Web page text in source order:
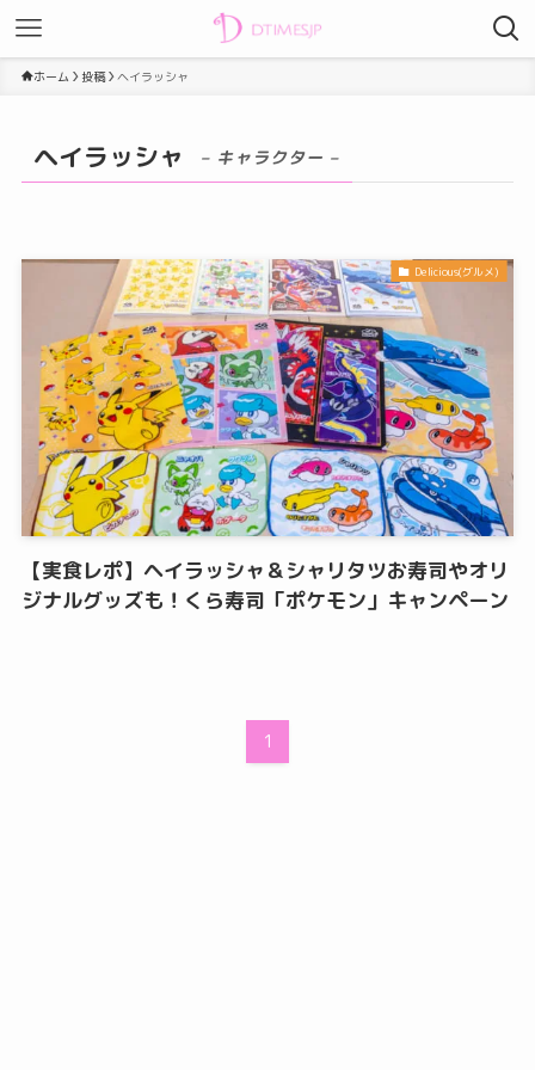
ホーム 投稿 ヘイラッシャ
ヘイラッシャ – キャラクター –
Delicious(グルメ)
【実食レポ】ヘイラッシャ＆シャリタツお寿司やオリ
ジナルグッズも！くら寿司「ポケモン」キャンペーン
1